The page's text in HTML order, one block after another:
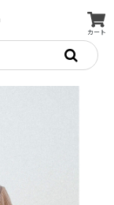
カート